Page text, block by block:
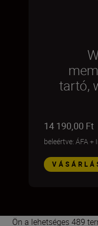
tartó,
14 190,00 Ft
beleértve: ÁFA+
Ön a lehetséges 489